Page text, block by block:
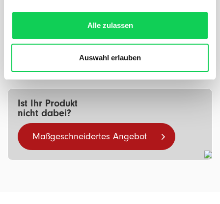
Alle zulassen
Auswahl erlauben
Bent u op zoek naar een schuifdeur profiel, specifiek
Ist Ihr Produkt
nicht dabei?
Maßgeschneidertes Angebot